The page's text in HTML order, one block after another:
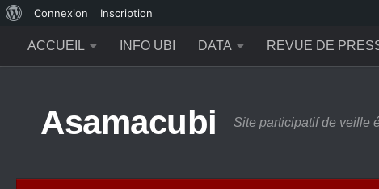
propos
de
Connexion Inscription
ACCUEIL
INFO UBI DATA REVUE DE
Asamacubi Site participatif de veille